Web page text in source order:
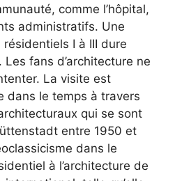
comme l’hôpital,
administratifs. Une
I à III dure
fans d’architecture ne
La visite est
dans le temps à travers
qui se sont
entre 1950 et
dans le
à l’architecture de